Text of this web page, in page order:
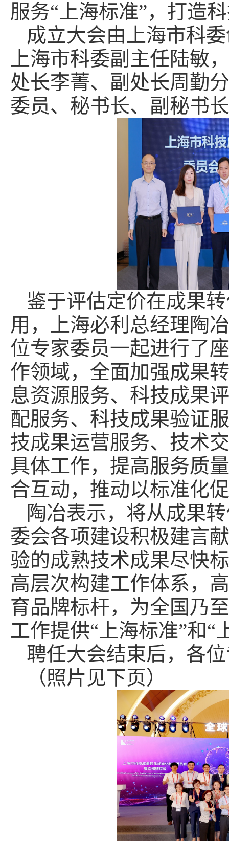
服务“上海标准”，打造
成立大会由上海市科
上海市科委副主任陆敏
处长李菁、副处长周勤
委员、秘书长、副秘书
鉴于评估定价在成果
用，上海必利总经理陶
位专家委员一起进行了
作领域，全面加强成果
息资源服务、科技成果
配服务、科技成果验证
技成果运营服务、技术
具体工作，提高服务质
合互动，推动以标准化
陶冶表示，将从成果
委会各项建设积极建言
验的成熟技术成果尽快
高层次构建工作体系，
育品牌标杆，为全国乃
工作提供“上海标准”和“
聘任大会结束后，各
（照片见下页）